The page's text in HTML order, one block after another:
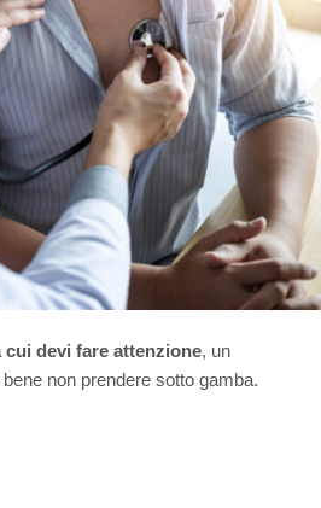
cui devi fare attenzione, un
non prendere sotto gamba.